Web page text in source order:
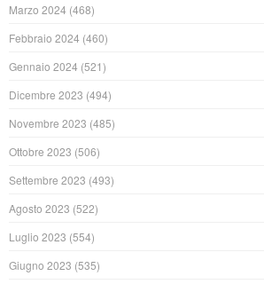
Marzo 2024 (468)
Febbraio 2024 (460)
Gennaio 2024 (521)
Dicembre 2023 (494)
Novembre 2023 (485)
Ottobre 2023 (506)
Settembre 2023 (493)
Agosto 2023 (522)
Luglio 2023 (554)
Giugno 2023 (535)